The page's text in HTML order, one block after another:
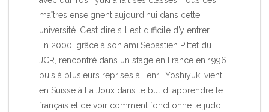
maîtres enseignent aujourd’hui dans cette
université. C’est dire s’il est difficile d’y entrer.
En 2000, grâce à son ami Sébastien Pittet du
JCR, rencontré dans un stage en France en 1996
puis à plusieurs reprises à Tenri, Yoshiyuki vient
en Suisse à La Joux dans le but d’ apprendre le
français et de voir comment fonctionne le judo